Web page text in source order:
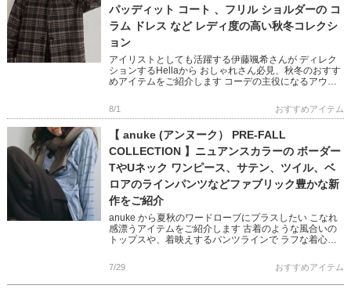
パッディット コート 、フリル ショルダーの コ
ラム ドレス など レディ度の高い秋冬コレクシ
ョン
アイリストとしても活躍する伊藤颯希さんが ディレク
ションするHellaから おしゃれさん必見、秋冬のおすす
めアイテムをご紹介します コーデの主役になるアウタ
8/1 おすすめアイテム
【 anuke (アンヌーク） PRE-FALL
COLLECTION 】ニュアンスカラーの ボーダー
TやUネック ワンピース、サテン、ツイル、ベ
ロアのラインパンツなどファブリック豊かな新
作をご紹介
anuke から夏秋のワードローブにプラスしたい こなれ
感漂うアイテムをご紹介します 古着のような風合いの
トップスや、着映えするパンツラインで ラフな着心地
7/29 おすすめアイテム